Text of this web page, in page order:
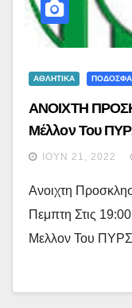
ΑΘΛΗΤΙΚΑ
ΑΝΟΙΧΤΗ
Μέλλον Του
ΙΟΎΝ 21, 2022
Ανοιχτη
Πεμπτη Στις
Μελλον Του